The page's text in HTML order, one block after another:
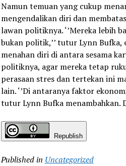
Namun temuan yang cukup
mengendalikan diri dan
lawan politiknya. ‘’Mereka lebih
bukan politik,’’ tutur Lynn Bufka,
menahan diri di antara sesama
politiknya, agar mereka tetap
perasaan stres dan tertekan ini
lain. ‘’Di antaranya faktor
tutur Lynn Bufka menambahkan.
Republish
Published in Uncategorized